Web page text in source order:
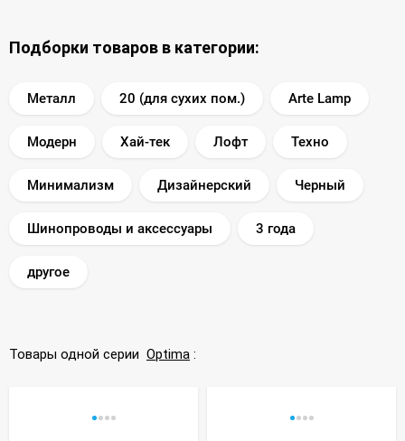
Подборки товаров в категории:
Металл 20 (для сухих пом.) Arte Lamp
Модерн Хай-тек Лофт Техно
Минимализм Дизайнерский Черный
Шинопроводы и аксессуары 3 года
другое
Товары одной серии Optima :